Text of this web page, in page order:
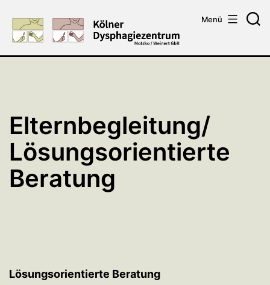
Inhalt
springen
Menü
Elternbegleitung/
Lösungsorientierte
Beratung
Lösungsorientierte Beratung